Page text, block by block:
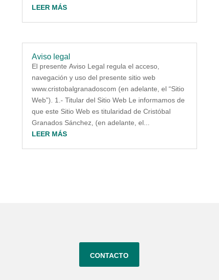
LEER MÁS
Aviso legal
El presente Aviso Legal regula el acceso,
navegación y uso del presente sitio web
www.cristobalgranadoscom (en adelante, el “Sitio
Web”). 1.- Titular del Sitio Web Le informamos de
que este Sitio Web es titularidad de Cristóbal
Granados Sánchez, (en adelante, el...
LEER MÁS
contacto